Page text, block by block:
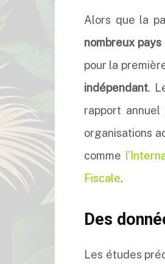
Alors que la
nombreux
pour la
indépendant.
rapport
organisations
comme
Fiscale.
Des
Les études